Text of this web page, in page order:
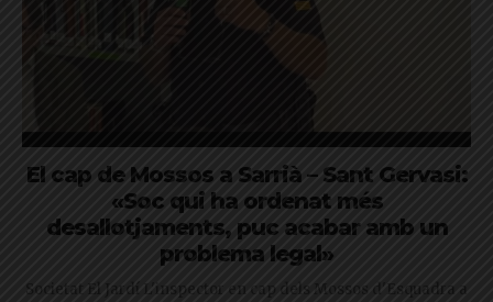
El cap de Mossos a Sarrià – Sant Gervasi:
«Soc qui ha ordenat més
desallotjaments, puc acabar amb un
problema legal»
Societat El Jardí L'inspector en cap dels Mossos d'Esquadra a